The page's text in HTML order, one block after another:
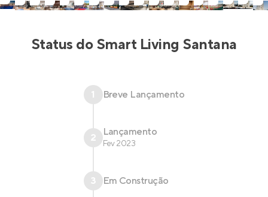
Status doSmart Living Santana
1 Breve Lançamento
2 Lançamento
Fev 2023
3 Em Construção